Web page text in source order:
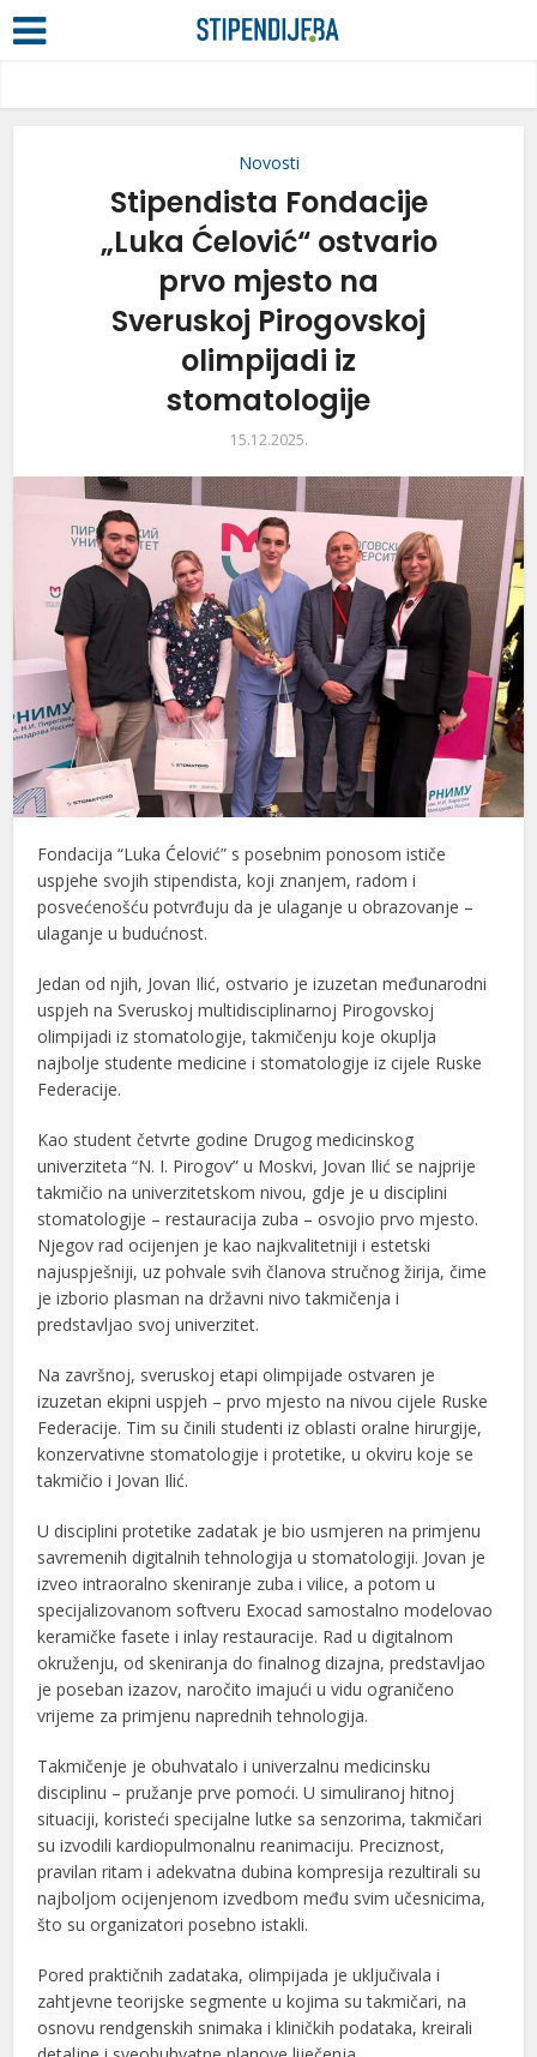
Novosti
Stipendista Fondacije
„Luka Ćelović“ ostvario
prvo mjesto na
Sveruskoj Pirogovskoj
olimpijadi iz
stomatologije
15.12.2025.
Fondacija “Luka Ćelović” s posebnim ponosom ističe
uspjehe svojih stipendista, koji znanjem, radom i
posvećenošću potvrđuju da je ulaganje u obrazovanje –
ulaganje u budućnost.
Jedan od njih, Jovan Ilić, ostvario je izuzetan međunarodni
uspjeh na Sveruskoj multidisciplinarnoj Pirogovskoj
olimpijadi iz stomatologije, takmičenju koje okuplja
najbolje studente medicine i stomatologije iz cijele Ruske
Federacije.
Kao student četvrte godine Drugog medicinskog
univerziteta “N. I. Pirogov” u Moskvi, Jovan Ilić se najprije
takmičio na univerzitetskom nivou, gdje je u disciplini
stomatologije – restauracija zuba – osvojio prvo mjesto.
Njegov rad ocijenjen je kao najkvalitetniji i estetski
najuspješniji, uz pohvale svih članova stručnog žirija, čime
je izborio plasman na državni nivo takmičenja i
predstavljao svoj univerzitet.
Na završnoj, sveruskoj etapi olimpijade ostvaren je
izuzetan ekipni uspjeh – prvo mjesto na nivou cijele Ruske
Federacije. Tim su činili studenti iz oblasti oralne hirurgije,
konzervativne stomatologije i protetike, u okviru koje se
takmičio i Jovan Ilić.
U disciplini protetike zadatak je bio usmjeren na primjenu
savremenih digitalnih tehnologija u stomatologiji. Jovan je
izveo intraoralno skeniranje zuba i vilice, a potom u
specijalizovanom softveru Exocad samostalno modelovao
keramičke fasete i inlay restauracije. Rad u digitalnom
okruženju, od skeniranja do finalnog dizajna, predstavljao
je poseban izazov, naročito imajući u vidu ograničeno
vrijeme za primjenu naprednih tehnologija.
Takmičenje je obuhvatalo i univerzalnu medicinsku
disciplinu – pružanje prve pomoći. U simuliranoj hitnoj
situaciji, koristeći specijalne lutke sa senzorima, takmičari
su izvodili kardiopulmonalnu reanimaciju. Preciznost,
pravilan ritam i adekvatna dubina kompresija rezultirali su
najboljom ocijenjenom izvedbom među svim učesnicima,
što su organizatori posebno istakli.
Pored praktičnih zadataka, olimpijada je uključivala i
zahtjevne teorijske segmente u kojima su takmičari, na
osnovu rendgenskih snimaka i kliničkih podataka, kreirali